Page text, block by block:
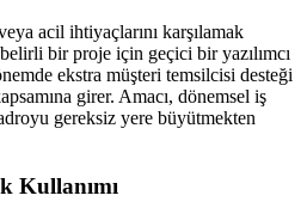
acil ihtiyaçlarını karşılamak
bir proje için geçici bir yazılımcı
ekstra müşteri temsilcisi desteği
girer. Amacı, dönemsel iş
gereksiz yere büyütmekten
Kullanımı